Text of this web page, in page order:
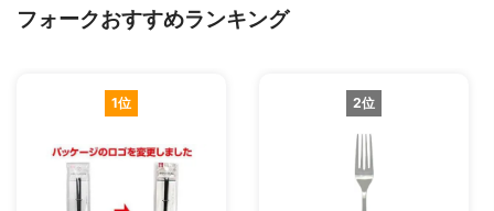
フォークおすすめランキング
1位 2位